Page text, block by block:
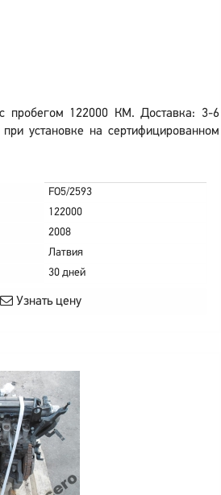
с пробегом 122000 КМ. Доставка: 3-6
установке на сертифицированном
FO5/2593
122000
2008
Латвия
30 дней
Узнать цену